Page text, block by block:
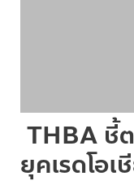
THBA ชี้
ยุคเรดโอเ